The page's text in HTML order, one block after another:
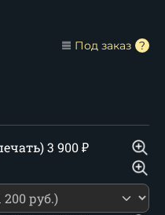
Под заказ
3 900₽